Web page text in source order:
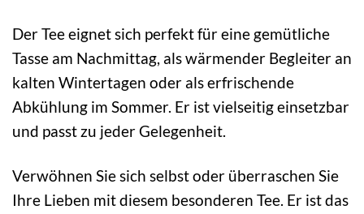
Der Tee eignet sich perfekt für eine gemütliche
Tasse am Nachmittag, als wärmender Begleiter an
kalten Wintertagen oder als erfrischende
Abkühlung im Sommer. Er ist vielseitig einsetzbar
und passt zu jeder Gelegenheit.
Verwöhnen Sie sich selbst oder überraschen Sie
Ihre Lieben mit diesem besonderen Tee. Er ist das